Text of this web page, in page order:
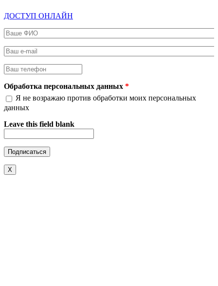
ДОСТУП ОНЛАЙН
Ваше ФИО
Ваш e-mail
Ваш телефон
Обработка персональных данных *
Я не возражаю против обработки моих персональных
данных
Leave this field blank
X